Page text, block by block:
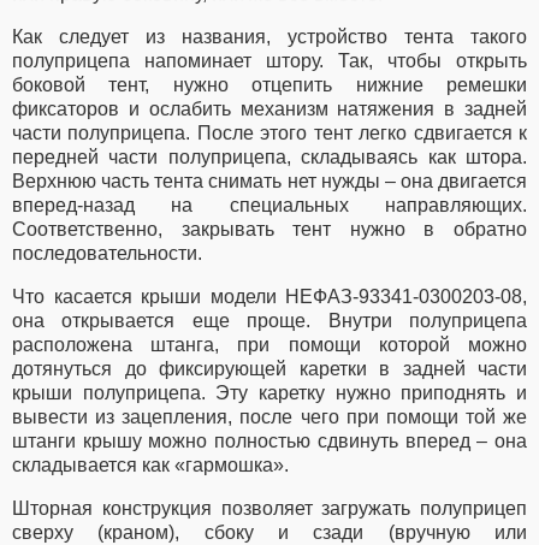
Как следует из названия, устройство тента такого
полуприцепа напоминает штору. Так, чтобы открыть
боковой тент, нужно отцепить нижние ремешки
фиксаторов и ослабить механизм натяжения в задней
части полуприцепа. После этого тент легко сдвигается к
передней части полуприцепа, складываясь как штора.
Верхнюю часть тента снимать нет нужды – она двигается
вперед-назад на специальных направляющих.
Соответственно, закрывать тент нужно в обратно
последовательности.
Что касается крыши модели НЕФАЗ-93341-0300203-08,
она открывается еще проще. Внутри полуприцепа
расположена штанга, при помощи которой можно
дотянуться до фиксирующей каретки в задней части
крыши полуприцепа. Эту каретку нужно приподнять и
вывести из зацепления, после чего при помощи той же
штанги крышу можно полностью сдвинуть вперед – она
складывается как «гармошка».
Шторная конструкция позволяет загружать полуприцеп
сверху (краном), сбоку и сзади (вручную или